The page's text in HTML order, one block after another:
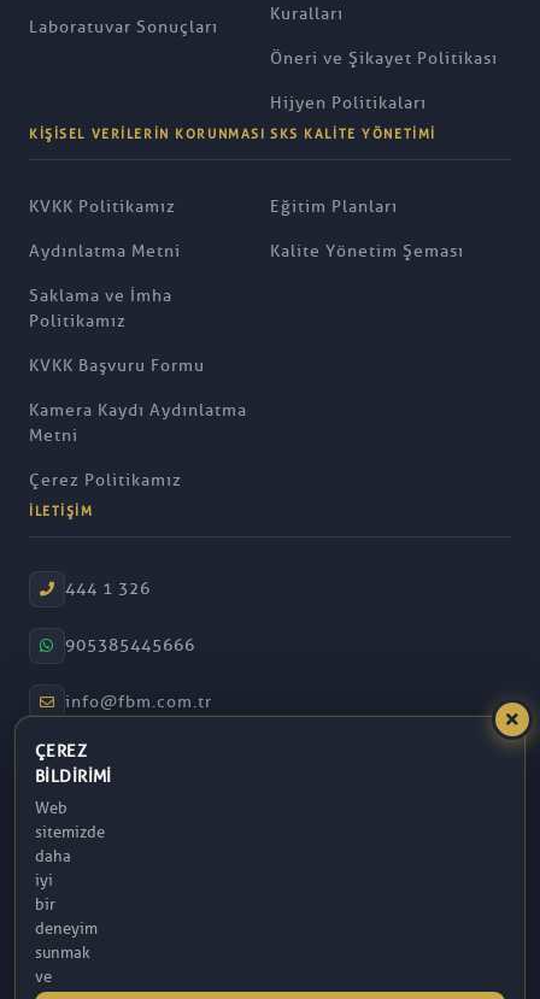
Laboratuvar Sonuçları
Kuralları
Öneri ve Şikayet Politikası
Hijyen Politikaları
KIŞISEL VERILERIN KORUNMASI
KVKK Politikamız
Aydınlatma Metni
Saklama ve İmha
Politikamız
KVKK Başvuru Formu
Kamera Kaydı Aydınlatma
Metni
Çerez Politikamız
SKS KALITE YÖNETIMI
Eğitim Planları
Kalite Yönetim Şeması
İLETIŞIM
444 1 326
905385445666
info@fbm.com.tr
08:30 – 17:30
Atakum / Samsun
ÇEREZ
BILDIRIMI
Web
sitemizde
daha
iyi
bir
deneyim
sunmak
ve